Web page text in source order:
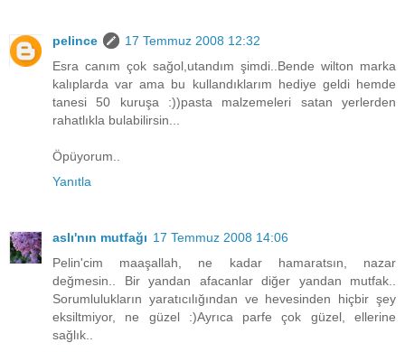
pelince
17 Temmuz 2008 12:32
Esra canım çok sağol,utandım şimdi..Bende wilton marka
kalıplarda var ama bu kullandıklarım hediye geldi hemde
tanesi 50 kuruşa :))pasta malzemeleri satan yerlerden
rahatlıkla bulabilirsin...
Öpüyorum..
Yanıtla
aslı'nın mutfağı 17 Temmuz 2008 14:06
Pelin'cim maaşallah, ne kadar hamaratsın, nazar
değmesin.. Bir yandan afacanlar diğer yandan mutfak..
Sorumlulukların yaratıcılığından ve hevesinden hiçbir şey
eksiltmiyor, ne güzel :)Ayrıca parfe çok güzel, ellerine
sağlık..